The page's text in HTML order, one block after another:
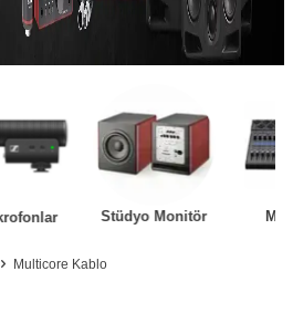
Stüdyo Monitör Mikser
Multicore Kablo